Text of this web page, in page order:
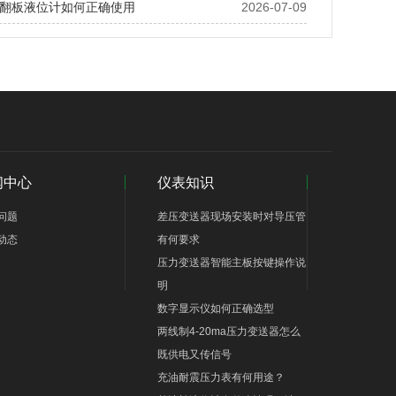
2026-07-09
板液位计如何正确使用
中心
题
态
仪表知识
差压变送器现场安装时对导压管
有何要求
压力变送器智能主板按键操作说
明
数字显示仪如何正确选型
两线制4-20ma压力变送器怎么
既供电又传信号
充油耐震压力表有何用途？